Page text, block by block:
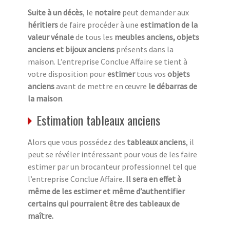
Suite à un décès, le notaire peut demander aux
héritiersde faire procéder à une estimation de la
valeur vénalede tous les meubles anciens, objets
anciens et bijoux anciens présents dans la
maison. L’entreprise Conclue Affaire se tient à
votre disposition pourestimertous vos objets
anciensavant de mettre en œuvre le débarras de
la maison.
Estimation tableaux anciens
Alors que vous possédez des tableaux anciens, il
peut se révéler intéressant pour vous de les faire
estimer par un brocanteur professionnel tel que
l’entreprise Conclue Affaire. Il sera en effet à
même de les estimer et même d’authentifier
certains qui pourraient être des tableaux de
maître.